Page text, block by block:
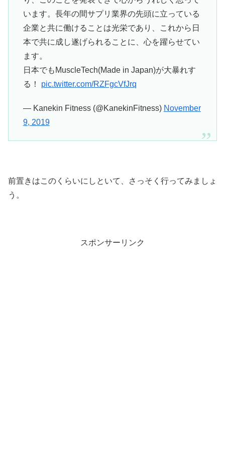
います。長年の間サプリ業界の先頭に立っている
企業と共に働けることは光栄であり、これから日
本で共に成し遂げられることに、心を躍らせてい
ます。
日本でもMuscleTech(Made in Japan)が大暴れす
る！ pic.twitter.com/RZFgcVfJrq
— Kanekin Fitness (@KanekinFitness) November
9, 2019
前置きはこのくらいにしといて、さっそく行ってみましょ
う。
スポンサーリンク